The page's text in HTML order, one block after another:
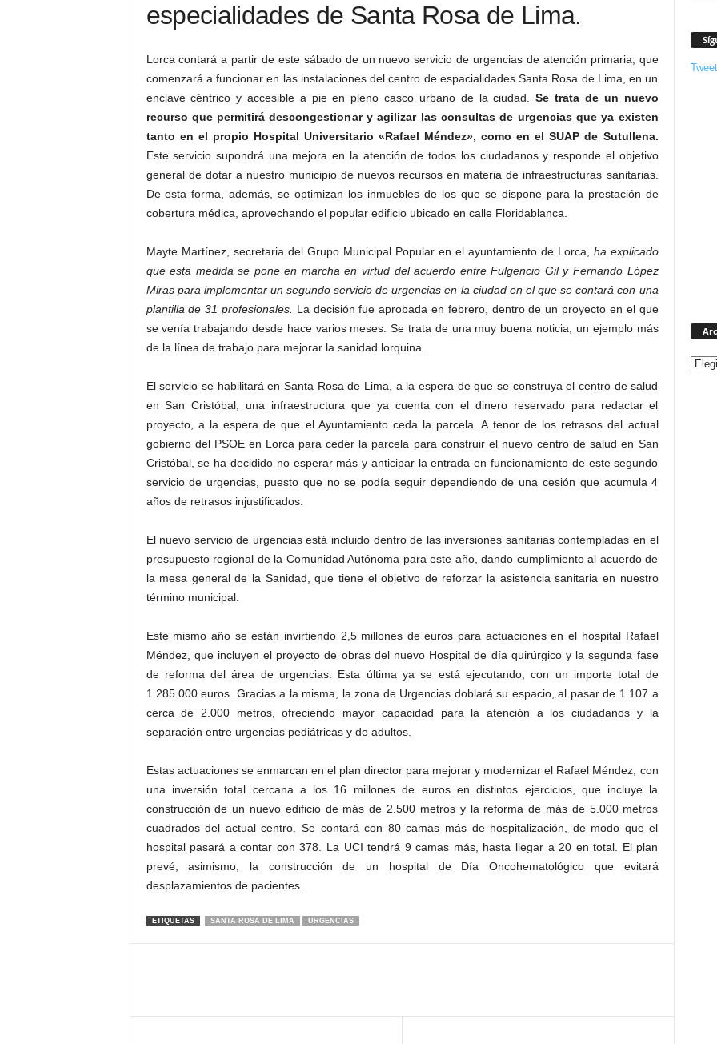
especialidades de Santa Rosa de Lima.
Lorca contará a partir de este sábado de un nuevo servicio de urgencias de atención primaria, que
comenzará a funcionar en las instalaciones del centro de espacialidades Santa Rosa de Lima, en un
enclave céntrico y accesible a pie en pleno casco urbano de la ciudad.Se trata de un nuevo
recurso que permitirá descongestionar y agilizar las consultas de urgencias que ya existen
tanto en el propio Hospital Universitario «Rafael Méndez», como en el SUAP de Sutullena.
Este servicio supondrá una mejora en la atención de todos los ciudadanos y responde el objetivo
general de dotar a nuestro municipio de nuevos recursos en materia de infraestructuras sanitarias.
De esta forma, además, se optimizan los inmuebles de los que se dispone para la prestación de
cobertura médica, aprovechando el popular edificio ubicado en calle Floridablanca.
Mayte Martínez, secretaria del Grupo Municipal Popular en el ayuntamiento de Lorca, ha explicado
que esta medida se pone en marcha en virtud del acuerdo entre Fulgencio Gil y Fernando López
Miras para implementar un segundo servicio de urgencias en la ciudad en el que se contará con una
plantilla de 31 profesionales.
La decisión fue aprobada en febrero, dentro de un proyecto en el que
se venía trabajando desde hace varios meses. Se trata de una muy buena noticia, un ejemplo más
de la línea de trabajo para mejorar la sanidad lorquina.
El servicio se habilitará en Santa Rosa de Lima, a la espera de que se construya el centro de salud
en San Cristóbal, una infraestructura que ya cuenta con el dinero reservado para redactar el
proyecto, a la espera de que el Ayuntamiento ceda la parcela. A tenor de los retrasos del actual
gobierno del PSOE en Lorca para ceder la parcela para construir el nuevo centro de salud en San
Cristóbal, se ha decidido no esperar más y anticipar la entrada en funcionamiento de este segundo
servicio de urgencias, puesto que no se podía seguir dependiendo de una cesión que acumula 4
años de retrasos injustificados.
El nuevo servicio de urgencias está incluido dentro de las inversiones sanitarias contempladas en el
presupuesto regional de la Comunidad Autónoma para este año, dando cumplimiento al acuerdo de
la mesa general de la Sanidad, que tiene el objetivo de reforzar la asistencia sanitaria en nuestro
término municipal.
Este mismo año se están invirtiendo 2,5 millones de euros para actuaciones en el hospital Rafael
Méndez, que incluyen el proyecto de obras del nuevo Hospital de día quirúrgico y la segunda fase
de reforma del área de urgencias. Esta última ya se está ejecutando, con un importe total de
1.285.000 euros. Gracias a la misma, la zona de Urgencias doblará su espacio, al pasar de 1.107 a
cerca de 2.000 metros, ofreciendo mayor capacidad para la atención a los ciudadanos y la
separación entre urgencias pediátricas y de adultos.
Estas actuaciones se enmarcan en el plan director para mejorar y modernizar el Rafael Méndez, con
una inversión total cercana a los 16 millones de euros en distintos ejercicios, que incluye la
construcción de un nuevo edificio de más de 2.500 metros y la reforma de más de 5.000 metros
cuadrados del actual centro. Se contará con 80 camas más de hospitalización, de modo que el
hospital pasará a contar con 378. La UCI tendrá 9 camas más, hasta llegar a 20 en total. El plan
prevé, asimismo, la construcción de un hospital de Día Oncohematológico que evitará
desplazamientos de pacientes.
ETIQUETAS SANTA ROSA DE LIMA URGENCIAS